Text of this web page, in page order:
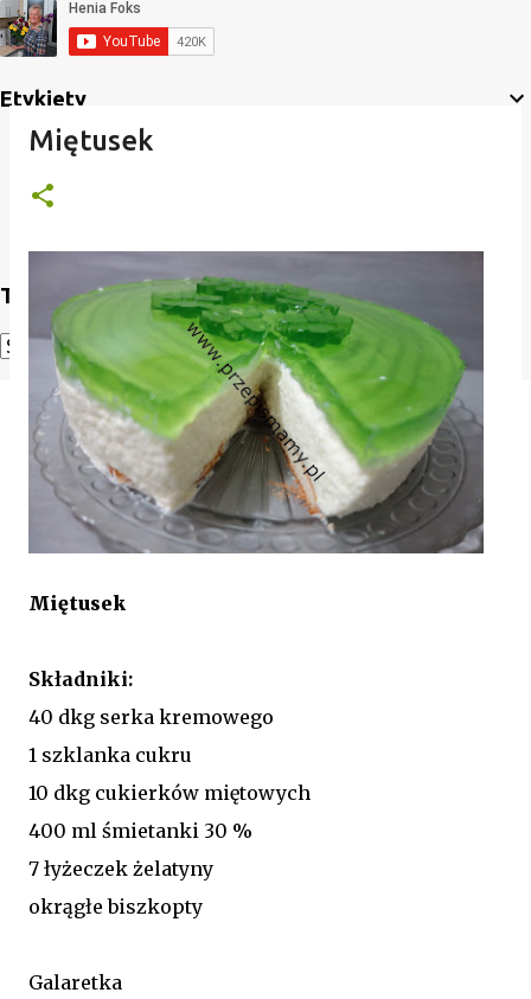
Etykiety
Translate
Powered by Translate
Miętusek
Miętusek
Składniki:
40 dkg serka kremowego
1 szklanka cukru
10 dkg cukierków miętowych
400 ml śmietanki 30 %
7 łyżeczek żelatyny
okrągłe biszkopty
Galaretka